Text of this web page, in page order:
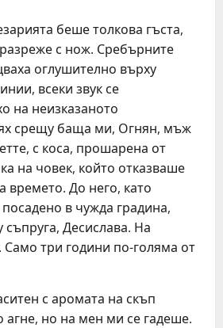
беше толкова гъста,
с нож. Сребърните
оглушително върху
всеки звук се
на неизказаното
срещу баща ми, Огнян, мъж
с коса, прошарена от
на човек, който отказваше
времето. До него, като
в чужда градина,
Десислава. На
Само три години по-голяма от
с аромата на скъп
но на мен ми се гадеше.